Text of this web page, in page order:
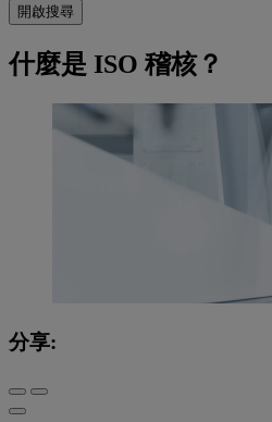
開啟搜尋
什麼是 ISO 稽核？
分享: